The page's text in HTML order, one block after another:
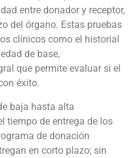
entre donador y receptor,
del órgano. Estas pruebas
clínicos como el historial
de base,
que permite evaluar si el
éxito.
baja hasta alta
tiempo de entrega de los
de donación
en corto plazo; sin